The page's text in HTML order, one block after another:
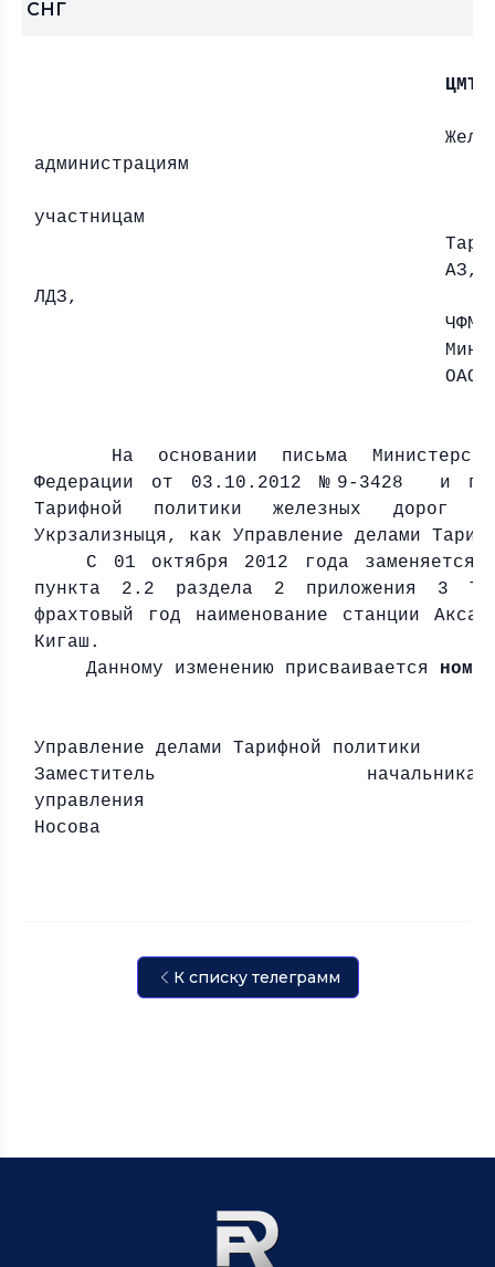
СНГ
администрациям
участницам
АЗ,
ЛДЗ,
ОАО
На основании письма
Федерации от 03.10.2012 №9-3428 и
Тарифной политики железных дорог
Укрзализныця, как Управление делами
С 01 октября 2012 года
пункта 2.2 раздела 2 приложения 3
фрахтовый год наименование станции
Кигаш.
Данному изменению присваивается
Управление делами Тарифной политики
Заместитель
Носова
К списку телеграмм